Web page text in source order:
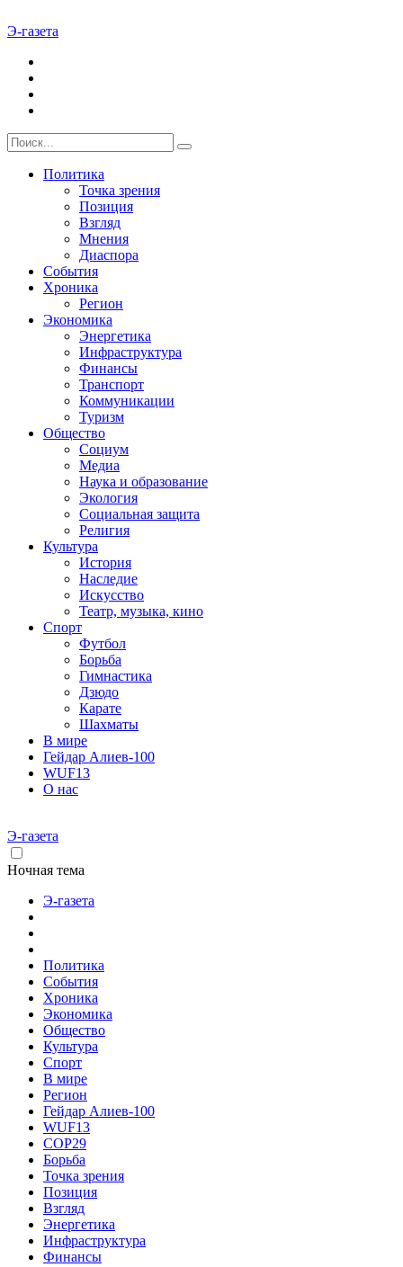
Э-газета
Политика
Точка зрения
Позиция
Взгляд
Мнения
Диаспора
События
Хроника
Регион
Экономика
Энергетика
Инфраструктура
Финансы
Транспорт
Коммуникации
Туризм
Общество
Социум
Медиа
Наука и образование
Экология
Социальная защита
Религия
Культура
История
Наследие
Искусство
Театр, музыка, кино
Спорт
Футбол
Борьба
Гимнастика
Дзюдо
Карате
Шахматы
В мире
Гейдар Алиев-100
WUF13
О нас
Э-газета
Ночная тема
Э-газета
Политика
События
Хроника
Экономика
Общество
Культура
Спорт
В мире
Регион
Гейдар Алиев-100
WUF13
COP29
Борьба
Точка зрения
Позиция
Взгляд
Энергетика
Инфраструктура
Финансы